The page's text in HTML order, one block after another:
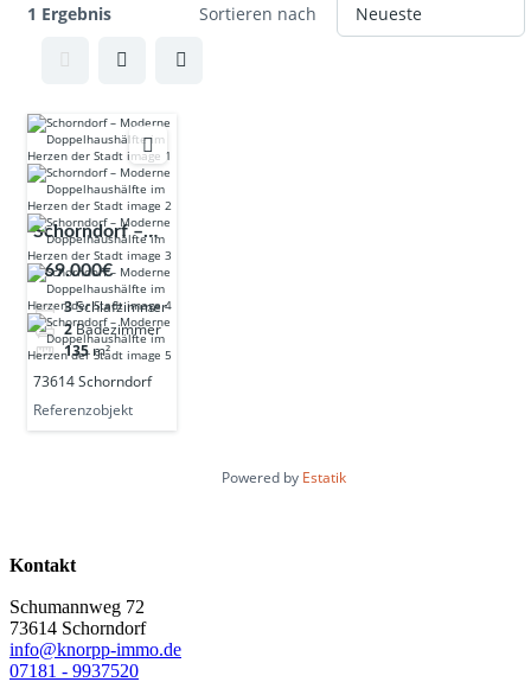
1 Ergebnis Sortieren nach
Schorndorf –
Moderne
Doppelhaushälfte
im Herzen der
Stadt
369.000€
3Schlafzimmer
2 Badezimmer
135 m²
73614 Schorndorf
Referenzobjekt
Powered by Estatik
Kontakt
Schumannweg 72
73614 Schorndorf
info@knorpp-immo.de
07181 - 9937520